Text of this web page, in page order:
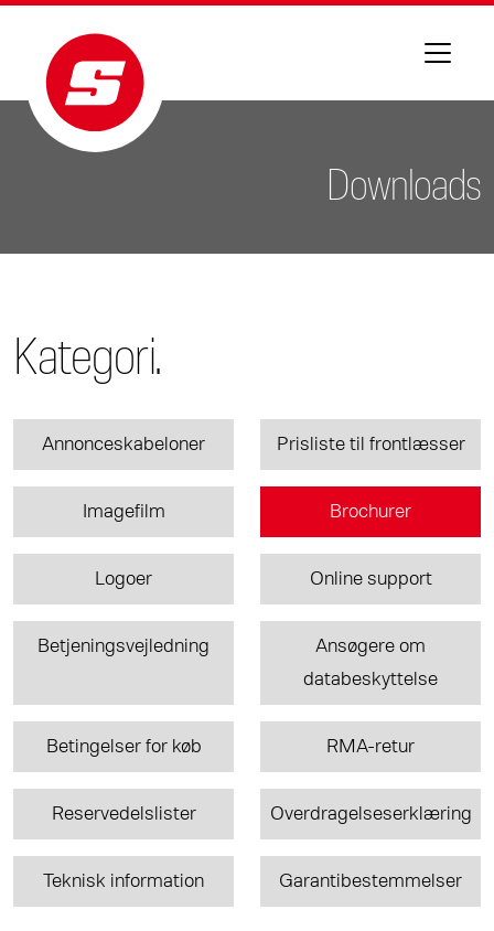
Downloads
Kategori.
Annonceskabeloner Prisliste til frontlæsser
Imagefilm Brochurer
Logoer Online support
Betjeningsvejledning
Ansøgere om
databeskyttelse
Betingelser for køb RMA-retur
Reservedelslister Overdragelseserklæring
Teknisk information Garantibestemmelser